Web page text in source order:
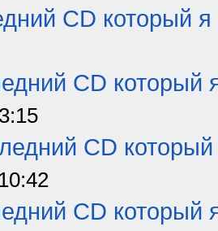
CD который я
CD который
CD который
CD который